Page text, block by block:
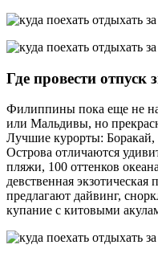
Где провести отпуск
Филиппины пока еще не
или Мальдивы, но
Лучшие курорты: Боракай,
Острова отличаются
пляжи, 100 оттенков
девственная
предлагают дайвинг,
купание с китовыми